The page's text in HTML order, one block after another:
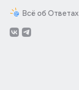
Всё об Ответах